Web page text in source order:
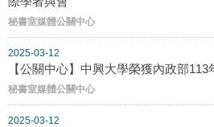
秘書室媒體公關中心
2025-03-12
【公關中心】中興大學榮獲內政部
秘書室媒體公關中心
2025-03-12